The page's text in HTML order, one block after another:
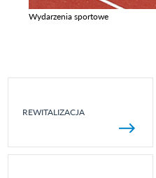
Wydarzenia sportowe
REWITALIZACJA